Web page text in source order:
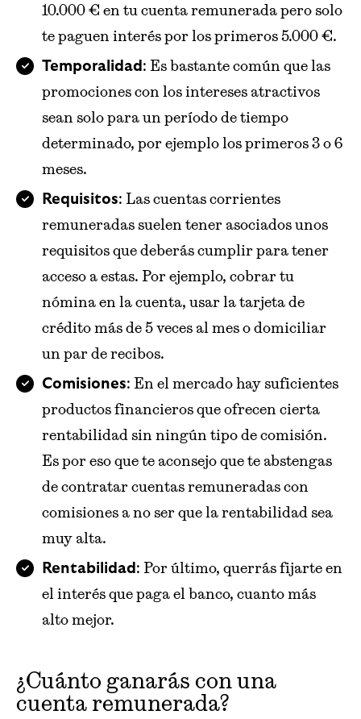
10.000 € en tu cuenta remunerada pero solo
te paguen interés por los primeros 5.000 €.
Temporalidad : Es bastante común que las
promociones con los intereses atractivos
sean solo para un período de tiempo
determinado, por ejemplo los primeros 3 o 6
meses.
Requisitos: Las cuentas corrientes
remuneradas suelen tener asociados unos
requisitos que deberás cumplir para tener
acceso a estas. Por ejemplo, cobrar tu
nómina en la cuenta, usar la tarjeta de
crédito más de 5 veces al mes o domiciliar
un par de recibos.
Comisiones: En el mercado hay suficientes
productos financieros que ofrecen cierta
rentabilidad sin ningún tipo de comisión.
Es por eso que te aconsejo que te abstengas
de contratar cuentas remuneradas con
comisiones a no ser que la rentabilidad sea
muy alta.
Rentabilidad : Por último, querrás fijarte en
el interés que paga el banco, cuanto más
alto mejor.
¿Cuánto ganarás con una
cuenta remunerada?